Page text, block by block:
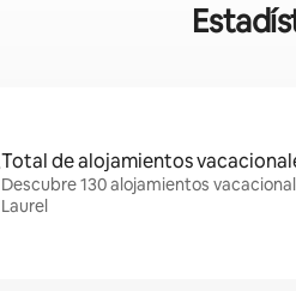
Total de alojamientos
Descubre 130 alojamientos
Laurel